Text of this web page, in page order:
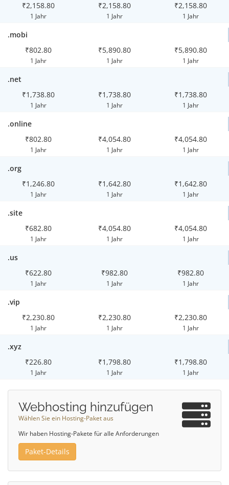
₹2,158.80
1 Jahr
₹2,158.80
1 Jahr
₹2,158.80
1 Jahr
.mobi
₹802.80
1 Jahr
₹5,890.80
1 Jahr
₹5,890.80
1 Jahr
.net
₹1,738.80
1 Jahr
₹1,738.80
1 Jahr
₹1,738.80
1 Jahr
.online
₹802.80
1 Jahr
₹4,054.80
1 Jahr
₹4,054.80
1 Jahr
.org
₹1,246.80
1 Jahr
₹1,642.80
1 Jahr
₹1,642.80
1 Jahr
.site
₹682.80
1 Jahr
₹4,054.80
1 Jahr
₹4,054.80
1 Jahr
.us
₹622.80
1 Jahr
₹982.80
1 Jahr
₹982.80
1 Jahr
.vip
₹2,230.80
1 Jahr
₹2,230.80
1 Jahr
₹2,230.80
1 Jahr
.xyz
₹226.80
1 Jahr
₹1,798.80
1 Jahr
₹1,798.80
1 Jahr
Webhosting hinzufügen
Wählen Sie ein Hosting-Paket aus
Wir haben Hosting-Pakete für alle Anforderungen
Paket-Details